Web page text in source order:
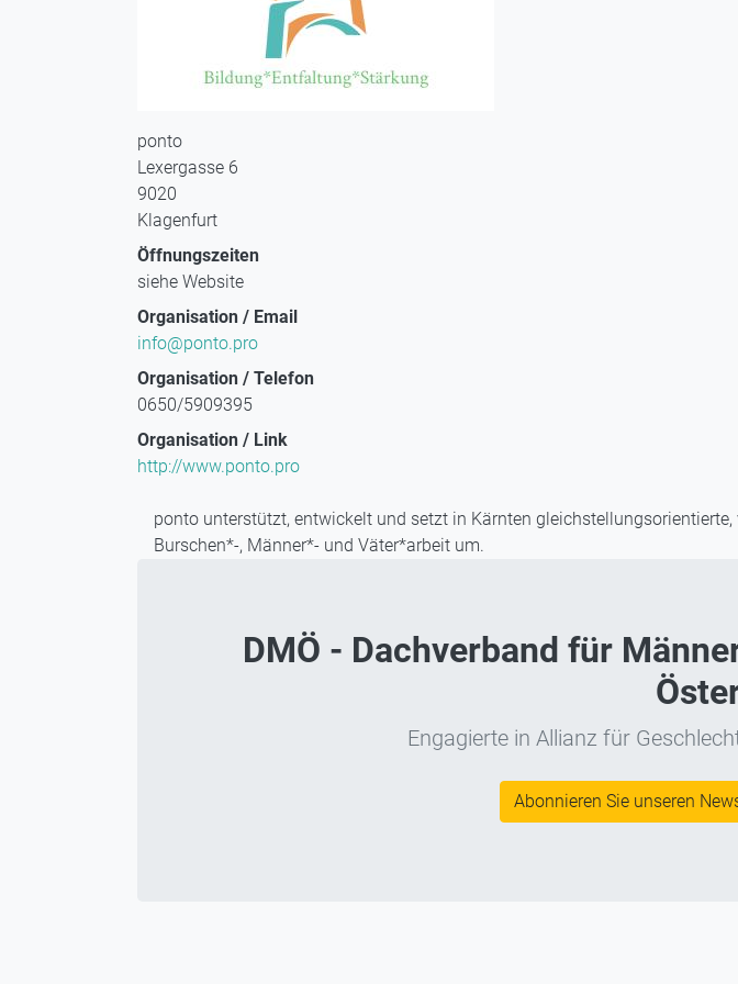
ponto
Lexergasse 6
9020
Klagenfurt
Öffnungszeiten
siehe Website
Organisation / Email
info@ponto.pro
Organisation / Telefon
0650/5909395
Organisation / Link
http://www.ponto.pro
ponto unterstützt, entwickelt und setzt in Kärnten
Burschen*-, Männer*- und Väter*arbeit um.
DMÖ - Dachverband für
Engagierte in Allianz für
Abonnieren Sie unseren